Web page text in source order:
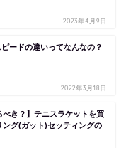
2023年4月9日
ードの違いってなんなの？
2022年3月18日
べき？】テニスラケットを買
ング(ガット)セッティングの